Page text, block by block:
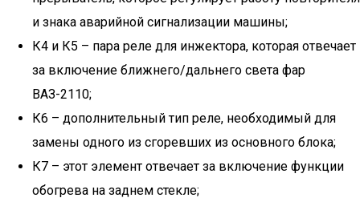
и знака аварийной сигнализации машины;
К4 и К5 – пара реле для инжектора, которая отвечает
за включение ближнего/дальнего света фар
ВАЗ-2110;
К6 – дополнительный тип реле, необходимый для
замены одного из сгоревших из основного блока;
К7 – этот элемент отвечает за включение функции
обогрева на заднем стекле;